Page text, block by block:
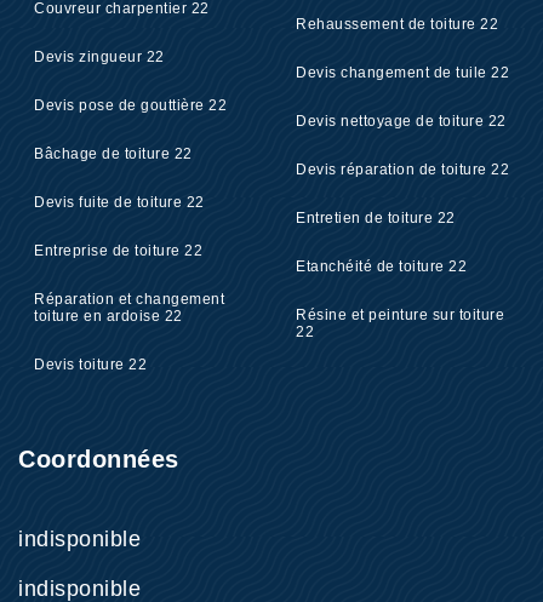
Couvreur charpentier 22
Devis zingueur 22
Devis pose de gouttière 22
Bâchage de toiture 22
Devis fuite de toiture 22
Entreprise de toiture 22
Réparation et changement
toiture en ardoise 22
Devis toiture 22
Rehaussement de toiture 22
Devis changement de tuile 22
Devis nettoyage de toiture 22
Devis réparation de toiture 22
Entretien de toiture 22
Etanchéité de toiture 22
Résine et peinture sur toiture
22
Coordonnées
indisponible
indisponible